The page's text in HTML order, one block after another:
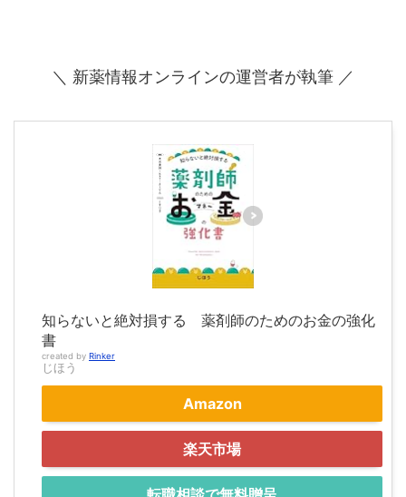
＼ 新薬情報オンラインの運営者が執筆 ／
知らないと絶対損する 薬剤師のためのお金の強化
書
created by Rinker
じほう
Amazon
楽天市場